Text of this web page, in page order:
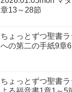
章13～28節
ちょっとずつ聖書
への第二の手紙9章
ちょっとずつ聖書